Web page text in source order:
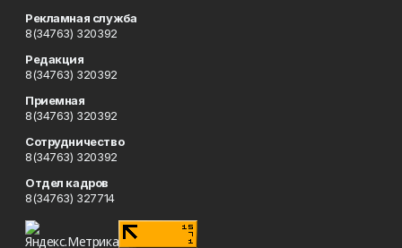
Рекламная служба
8(34763) 320392
Редакция
8(34763) 320392
Приемная
8(34763) 320392
Сотрудничество
8(34763) 320392
Отдел кадров
8(34763) 327714